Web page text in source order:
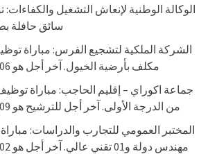
سائق حافلة
مكلف بأرضية الخيول. آخر أجل هو 06 يونيو 2023
من الدرجة الأولى. آخر أجل للترشيح هو 09 يونيو 2023
مهندس دولة و01 تقني عالي. آخر أجل هو 02 يونيو 2023